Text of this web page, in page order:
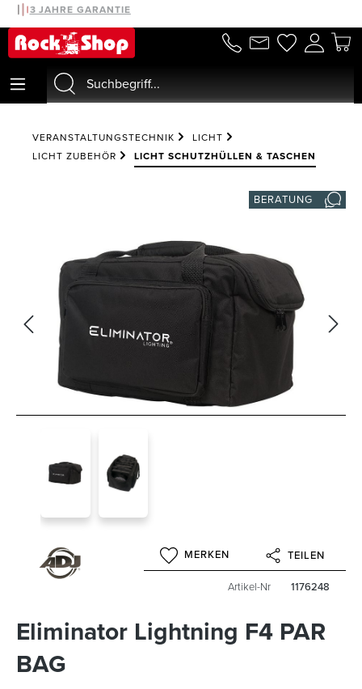
springen
3 JAHRE GARANTIE
30 TAGE MONEYBACK
VERANSTALTUNGSTECHNIK
LICHT
LICHT ZUBEHÖR
LICHT SCHUTZHÜLLEN & TASCHEN
BERATUNG
MERKEN TEILEN
Artikel-Nr 1176248
Eliminator Lightning F4 PAR
BAG